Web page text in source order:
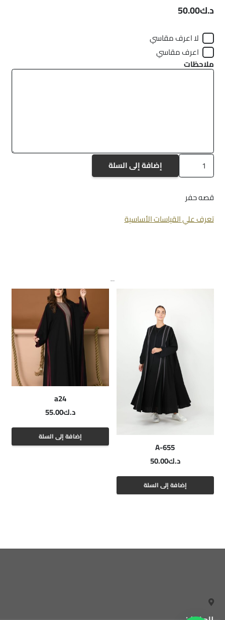
د.ك50.00
لا اعرف مقاسي
اعرف مقاسي
ملاحظات
كمية
a-
إضافة إلى السلة
قصه حفر
تعرف علي القياسات الأساسية
منتجات ذات صلة
A-655
د.ك50.00
إضافة إلى السلة
a24
د.ك55.00
إضافة إلى السلة